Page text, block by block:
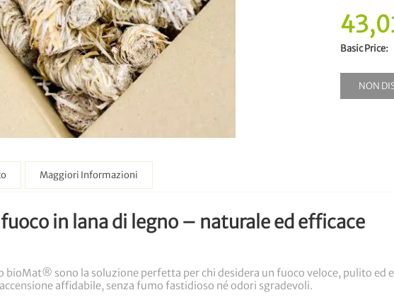
Basic Price
NON
in lana di legno – naturale ed efficace
bioMat® sono la soluzione perfetta per chi desidera un fuoco veloce, pulito ed
affidabile, senza fumo fastidioso né odori sgradevoli.
Maggiori Informazioni